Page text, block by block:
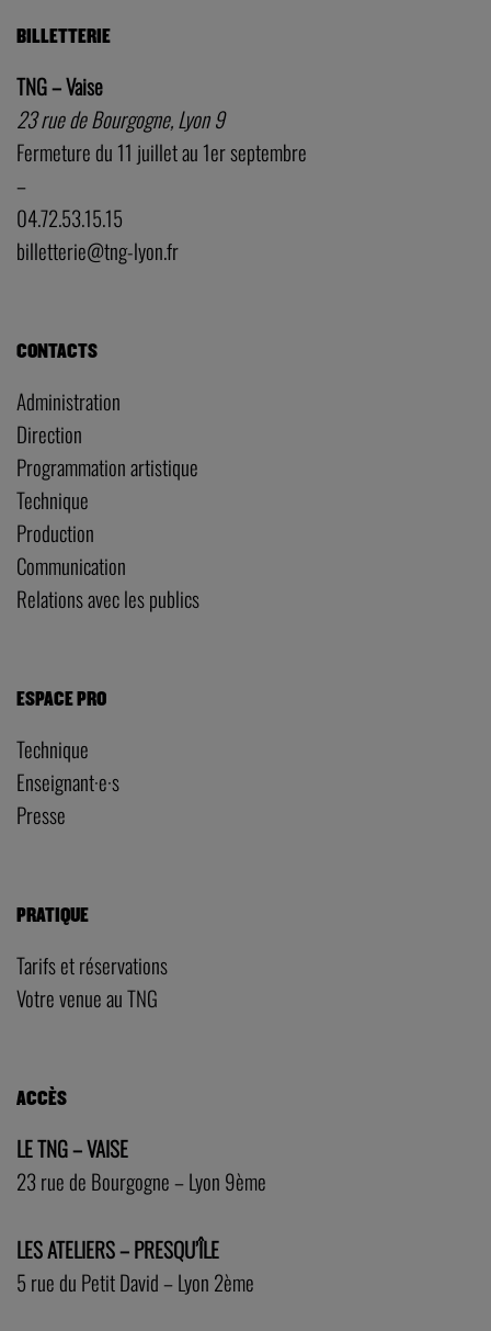
BILLETTERIE
TNG – Vaise
23 rue de Bourgogne, Lyon 9
Fermeture du 11 juillet au 1er septembre
–
04.72.53.15.15
billetterie@tng-lyon.fr
CONTACTS
Administration
Direction
Programmation artistique
Technique
Production
Communication
Relations avec les publics
ESPACE PRO
Technique
Enseignant·e·s
Presse
PRATIQUE
Tarifs et réservations
Votre venue au TNG
ACCÈS
LE TNG – VAISE
23 rue de Bourgogne – Lyon 9ème
LES ATELIERS – PRESQU’ÎLE
5 rue du Petit David – Lyon 2ème